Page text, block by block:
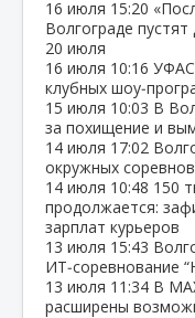
16 июля 15:20
Волгограде
20 июля
16 июля 10:16 УФАС
клубных
15 июля 10:03 В
за похищение и
14 июля 17:02
окружных
14 июля 10:48 150
продолжается:
зарплат курьеров
13 июля 15:43
ИТ‑соревнование
13 июля 11:34 В
расширены